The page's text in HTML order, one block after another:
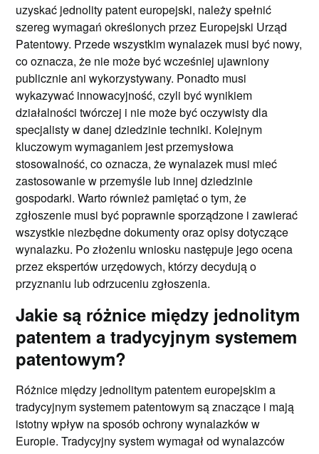
uzyskać jednolity patent europejski, należy spełnić
szereg wymagań określonych przez Europejski Urząd
Patentowy. Przede wszystkim wynalazek musi być nowy,
co oznacza, że nie może być wcześniej ujawniony
publicznie ani wykorzystywany. Ponadto musi
wykazywać innowacyjność, czyli być wynikiem
działalności twórczej i nie może być oczywisty dla
specjalisty w danej dziedzinie techniki. Kolejnym
kluczowym wymaganiem jest przemysłowa
stosowalność, co oznacza, że wynalazek musi mieć
zastosowanie w przemyśle lub innej dziedzinie
gospodarki. Warto również pamiętać o tym, że
zgłoszenie musi być poprawnie sporządzone i zawierać
wszystkie niezbędne dokumenty oraz opisy dotyczące
wynalazku. Po złożeniu wniosku następuje jego ocena
przez ekspertów urzędowych, którzy decydują o
przyznaniu lub odrzuceniu zgłoszenia.
Jakie są różnice między jednolitym
patentem a tradycyjnym systemem
patentowym?
Różnice między jednolitym patentem europejskim a
tradycyjnym systemem patentowym są znaczące i mają
istotny wpływ na sposób ochrony wynalazków w
Europie. Tradycyjny system wymagał od wynalazców